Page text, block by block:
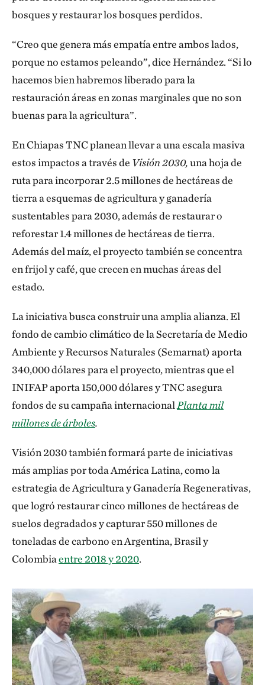
bosques y restaurar los bosques perdidos.
“Creo que genera más empatía entre ambos lados,
porque no estamos peleando”, dice Hernández. “Si lo
hacemos bien habremos liberado para la
restauración áreas en zonas marginales que no son
buenas para la agricultura”.
En Chiapas TNC planean llevar a una escala masiva
estos impactos a través de Visión 2030,una hoja de
ruta para incorporar 2.5 millones de hectáreas de
tierra a esquemas de agricultura y ganadería
sustentables para 2030, además de restaurar o
reforestar 1.4 millones de hectáreas de tierra.
Además del maíz, el proyecto también se concentra
en frijol y café, que crecen en muchas áreas del
estado.
La iniciativa busca construir una amplia alianza. El
fondo de cambio climático de la Secretaría de Medio
Ambiente y Recursos Naturales (Semarnat) aporta
340,000 dólares para el proyecto, mientras que el
INIFAP aporta 150,000 dólares y TNC asegura
fondos de su campaña internacional Planta mil
millones de árboles.
Visión 2030 también formará parte de iniciativas
más amplias por toda América Latina, como la
estrategia de Agricultura y Ganadería Regenerativas,
que logró restaurar cinco millones de hectáreas de
suelos degradados y capturar 550 millones de
toneladas de carbono en Argentina, Brasil y
Colombiaentre 2018 y 2020.